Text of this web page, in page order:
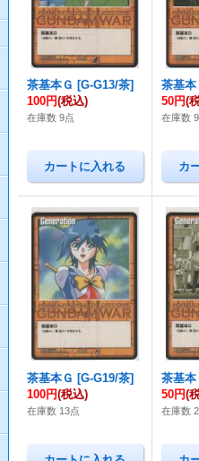
茶基本Ｇ [G-G13/茶]
100円(税込)
在庫数 9点
茶基本
50円(
在庫数
茶基本Ｇ [G-G19/茶]
100円(税込)
在庫数 13点
茶基本
50円(
在庫数